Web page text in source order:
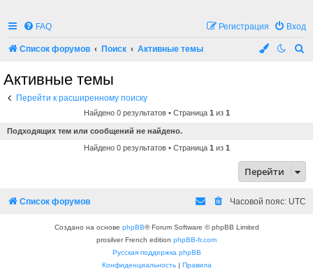
FAQ Вход
Регистрация
Список форумов Поиск Активные темы
Активные темы
Перейти к расширенному поиску
Найдено 0 результатов • Страница 1из 1
Подходящих тем или сообщений не найдено.
Найдено 0 результатов • Страница 1из 1
Перейти
Список форумов Часовой пояс: UTC
Создано на основе phpBB® Forum Software © phpBB Limited
prosilver French edition phpBB-fr.com
Русская поддержка phpBB
Конфиденциальность| Правила